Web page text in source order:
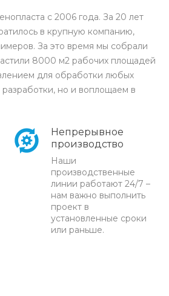
с 2006 года. За 20 лет
в крупную компанию,
За это время мы собрали
8000 м2 рабочих площадей
для обработки любых
но и воплощаем в
Непрерывное
производство
Наши
производственные
линии работают 24/7 –
нам важно выполнить
проект в
установленные сроки
или раньше.